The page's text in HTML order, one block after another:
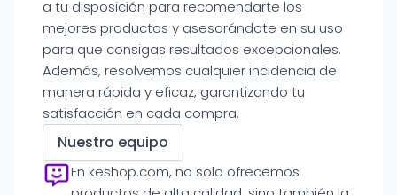
a tu disposición para recomendarte los
mejores productos y asesorándote en su uso
para que consigas resultados excepcionales.
Además, resolvemos cualquier incidencia de
manera rápida y eficaz, garantizando tu
satisfacción en cada compra.
Nuestro equipo
En keshop.com, no solo ofrecemos